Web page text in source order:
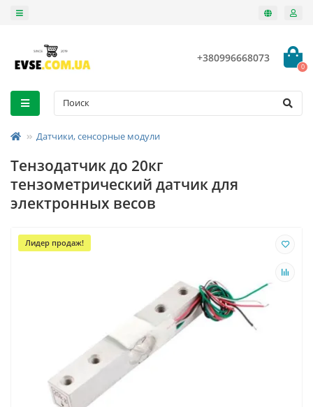
+380996668073
0
Датчики, сенсорные модули
Тензодатчик до 20кг
тензометрический датчик для
электронных весов
Лидер продаж!